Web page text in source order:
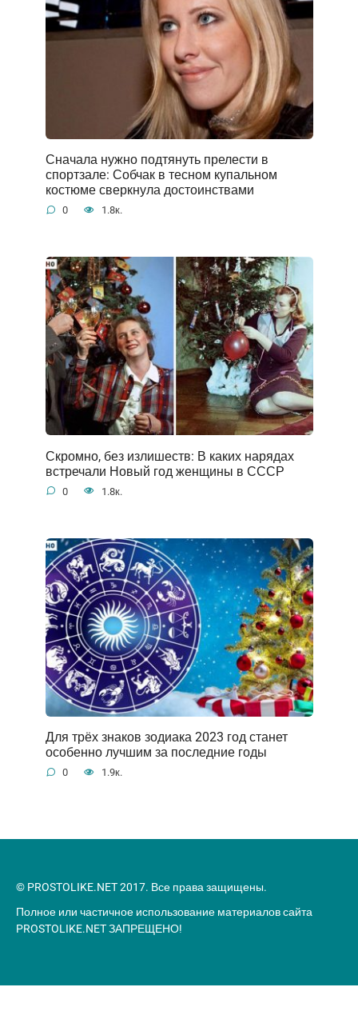
Сначала нужно подтянуть прелести в
спортзале: Собчак в тесном купальном
костюме сверкнула достоинствами
0 1.8к.
Скромно, без излишеств: В каких нарядах
встречали Новый год женщины в СССР
0 1.8к.
Для трёх знаков зодиака 2023 год станет
особенно лучшим за последние годы
0 1.9к.
© PROSTOLIKE.NET 2017. Все права защищены.
Полное или частичное использование материалов сайта
PROSTOLIKE.NET ЗАПРЕЩЕНО!